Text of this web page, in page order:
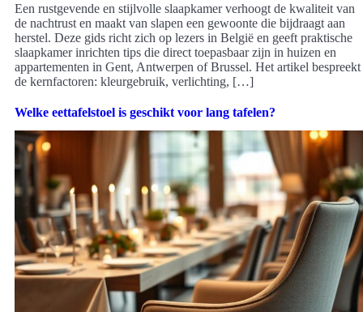
Een rustgevende en stijlvolle slaapkamer verhoogt de kwaliteit van
de nachtrust en maakt van slapen een gewoonte die bijdraagt aan
herstel. Deze gids richt zich op lezers in België en geeft praktische
slaapkamer inrichten tips die direct toepasbaar zijn in huizen en
appartementen in Gent, Antwerpen of Brussel. Het artikel bespreekt
de kernfactoren: kleurgebruik, verlichting, […]
Welke eettafelstoel is geschikt voor lang tafelen?